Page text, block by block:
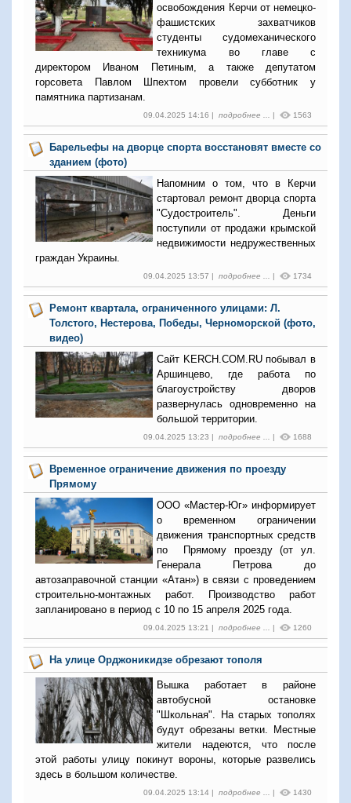
освобождения Керчи от немецко-
фашистских захватчиков
студенты судомеханического
техникума во главе с
директором Иваном Петиным, а также депутатом
горсовета Павлом Шпехтом провели субботник у
памятника партизанам.
09.04.2025 14:16 | подробнее ... | 1563
Барельефы на дворце спорта восстановят вместе со
зданием (фото)
Напомним о том, что в Керчи
стартовал ремонт дворца спорта
"Судостроитель". Деньги
поступили от продажи крымской
недвижимости недружественных
граждан Украины.
09.04.2025 13:57 | подробнее ... | 1734
Ремонт квартала, ограниченного улицами: Л.
Толстого, Нестерова, Победы, Черноморской (фото,
видео)
Сайт KERCH.COM.RU побывал в
Аршинцево, где работа по
благоустройству дворов
развернулась одновременно на
большой территории.
09.04.2025 13:23 | подробнее ... | 1688
Временное ограничение движения по проезду
Прямому
ООО «Мастер-Юг» информирует
о временном ограничении
движения транспортных средств
по Прямому проезду (от ул.
Генерала Петрова до
автозаправочной станции «Атан») в связи с проведением
строительно-монтажных работ. Производство работ
запланировано в период с 10 по 15 апреля 2025 года.
09.04.2025 13:21 | подробнее ... | 1260
На улице Орджоникидзе обрезают тополя
Вышка работает в районе
автобусной остановке
"Школьная". На старых тополях
будут обрезаны ветки. Местные
жители надеются, что после
этой работы улицу покинут вороны, которые развелись
здесь в большом количестве.
09.04.2025 13:14 | подробнее ... | 1430